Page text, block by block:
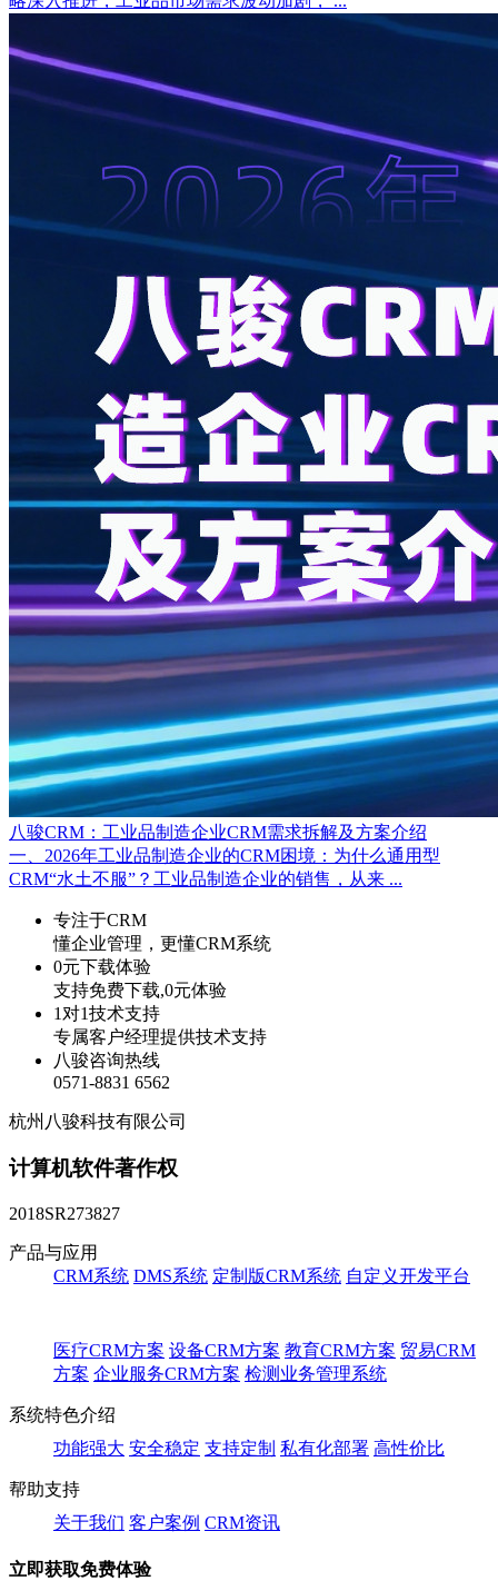
八骏CRM：工业品制造企业CRM需求拆解及方案介绍
一、2026年工业品制造企业的CRM困境：为什么通用型
CRM“水土不服”？工业品制造企业的销售，从来 ...
专注于CRM
懂企业管理，更懂CRM系统
0元下载体验
支持免费下载,0元体验
1对1技术支持
专属客户经理提供技术支持
八骏咨询热线
0571-8831 6562
杭州八骏科技有限公司
计算机软件著作权
2018SR273827
产品与应用
CRM系统 DMS系统 定制版CRM系统 自定义开发平台
医疗CRM方案 设备CRM方案 教育CRM方案 贸易CRM
方案 企业服务CRM方案 检测业务管理系统
系统特色介绍
功能强大 安全稳定 支持定制 私有化部署 高性价比
帮助支持
关于我们 客户案例 CRM资讯
立即获取免费体验